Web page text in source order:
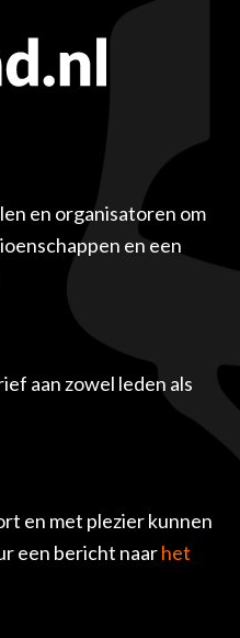
en organisatoren om
en een
aan zowel leden als
en met plezier kunnen
een bericht naarhet